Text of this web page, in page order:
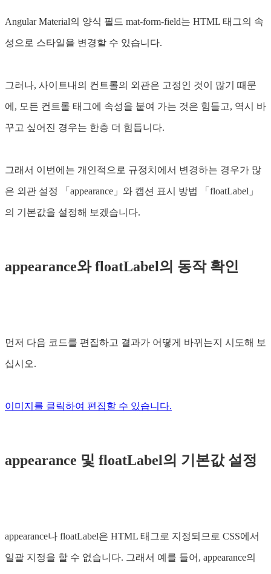
Angular Material의 양식 필드 mat-form-field는 HTML 태그의 속
성으로 스타일을 변경할 수 있습니다.
그러나, 사이트내의 컨트롤의 외관은 고정인 것이 많기 때문
에, 모든 컨트롤 태그에 속성을 붙여 가는 것은 힘들고, 역시 바
꾸고 싶어진 경우는 한층 더 힘듭니다.
그래서 이번에는 개인적으로 규정치에서 변경하는 경우가 많
은 외관 설정 「appearance」와 캡션 표시 방법 「floatLabel」
의 기본값을 설정해 보겠습니다.
appearance와 floatLabel의 동작 확인
먼저 다음 코드를 편집하고 결과가 어떻게 바뀌는지 시도해 보
십시오.
이미지를 클릭하여 편집할 수 있습니다.
appearance 및 floatLabel의 기본값 설정
appearance나 floatLabel은 HTML 태그로 지정되므로 CSS에서
일괄 지정을 할 수 없습니다. 그래서 예를 들어, appearance의